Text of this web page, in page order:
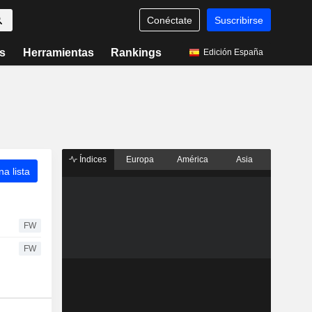
Conéctate Suscribirse
Herramientas Rankings Edición España
lista
FW
FW
Índices Europa América Asia